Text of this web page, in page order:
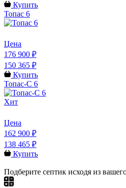
Купить
Топас 6
Цена
176 900 ₽
150 365 ₽
Купить
Топас-С 6
Хит
Цена
162 900 ₽
138 465 ₽
Купить
Подберите септик исходя из